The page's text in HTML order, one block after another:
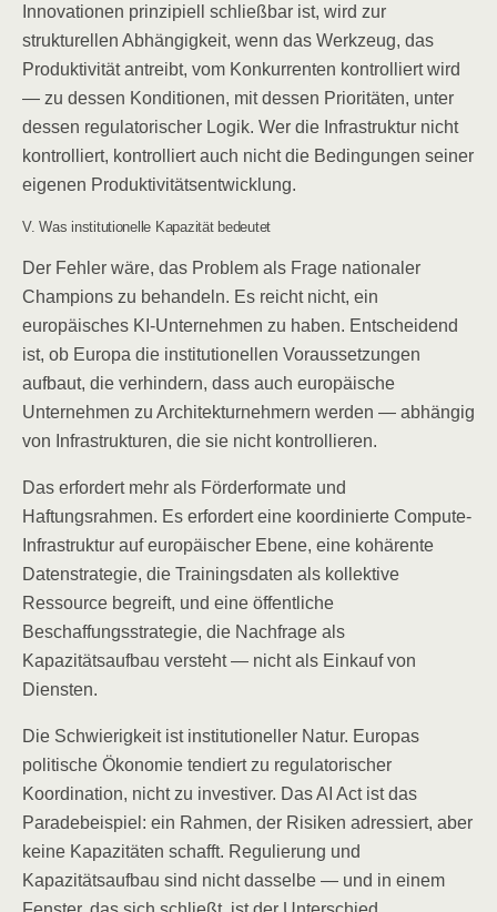
Innovationen prinzipiell schließbar ist, wird zur
strukturellen Abhängigkeit, wenn das Werkzeug, das
Produktivität antreibt, vom Konkurrenten kontrolliert wird
— zu dessen Konditionen, mit dessen Prioritäten, unter
dessen regulatorischer Logik. Wer die Infrastruktur nicht
kontrolliert, kontrolliert auch nicht die Bedingungen seiner
eigenen Produktivitätsentwicklung.
V. Was institutionelle Kapazität bedeutet
Der Fehler wäre, das Problem als Frage nationaler
Champions zu behandeln. Es reicht nicht, ein
europäisches KI-Unternehmen zu haben. Entscheidend
ist, ob Europa die institutionellen Voraussetzungen
aufbaut, die verhindern, dass auch europäische
Unternehmen zu Architekturnehmern werden — abhängig
von Infrastrukturen, die sie nicht kontrollieren.
Das erfordert mehr als Förderformate und
Haftungsrahmen. Es erfordert eine koordinierte Compute-
Infrastruktur auf europäischer Ebene, eine kohärente
Datenstrategie, die Trainingsdaten als kollektive
Ressource begreift, und eine öffentliche
Beschaffungsstrategie, die Nachfrage als
Kapazitätsaufbau versteht — nicht als Einkauf von
Diensten.
Die Schwierigkeit ist institutioneller Natur. Europas
politische Ökonomie tendiert zu regulatorischer
Koordination, nicht zu investiver. Das AI Act ist das
Paradebeispiel: ein Rahmen, der Risiken adressiert, aber
keine Kapazitäten schafft. Regulierung und
Kapazitätsaufbau sind nicht dasselbe — und in einem